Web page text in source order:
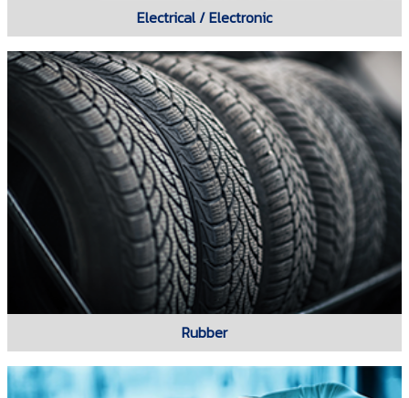
Electrical / Electronic
Rubber